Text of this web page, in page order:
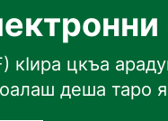
кӀира цкъа
деша таро я